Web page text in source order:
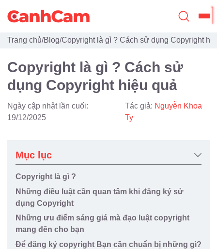
Trang Chủ
Giới Thiệu
Thiết Kế Website
Đã Thiết Kế
Quy Trình
Blog
Trang chủ/Blog/Copyright là gì ? Cách sử dụng Copyright
Copyright là gì ? Cách sử
dụng Copyright hiệu quả
Ngày cập nhật lần cuối:
19/12/2025
Tác giả: Nguyễn Khoa
Ty
Mục lục
Copyright là gì ?
Những điều luật cần quan tâm khi đăng ký sử
dụng Copyright
Những ưu điểm sáng giá mà đạo luật copyright
mang đến cho bạn
Để đăng ký copyright Bạn cần chuẩn bị những gì?